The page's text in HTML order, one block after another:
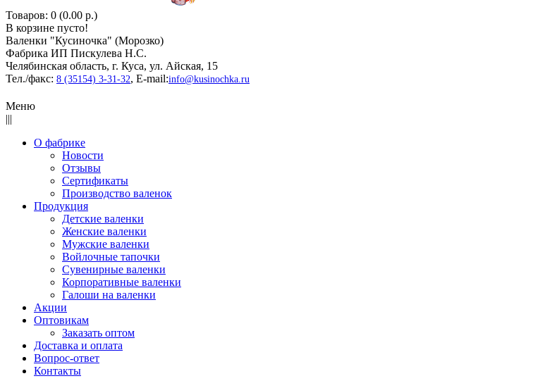
Товаров: 0 (0.00 р.)
В корзине пусто!
Валенки "Кусиночкa" (Морозко)
Фабрика ИП Пискулева Н.С.
Челябинская область, г. Куса, ул. Айская, 15
Тел./факс: 8 (35154) 3-31-32, E-mail:info@kusinochka.ru
Меню
|||
О фабрике
Новости
Отзывы
Сертификаты
Производство валенок
Продукция
Детские валенки
Женские валенки
Мужские валенки
Войлочные тапочки
Сувенирные валенки
Корпоративные валенки
Галоши на валенки
Акции
Оптовикам
Заказать оптом
Доставка и оплата
Вопрос-ответ
Контакты